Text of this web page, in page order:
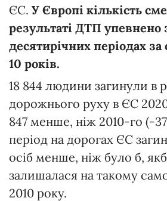
ЄС. У Європі кількість
результаті ДТП упевнено
десятирічних періодах за
10 років.
18 844 людини загинули в
дорожнього руху в ЄС
847 менше, ніж 2010-го (-
період на дорогах ЄС
осіб менше, ніж було б,
залишалася на такому
2010 року.